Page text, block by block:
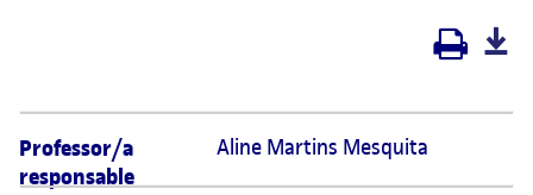
Professor/a
responsable
Aline Martins Mesquita